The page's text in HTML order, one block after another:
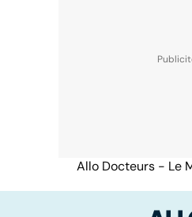
Allo Docteurs - Le